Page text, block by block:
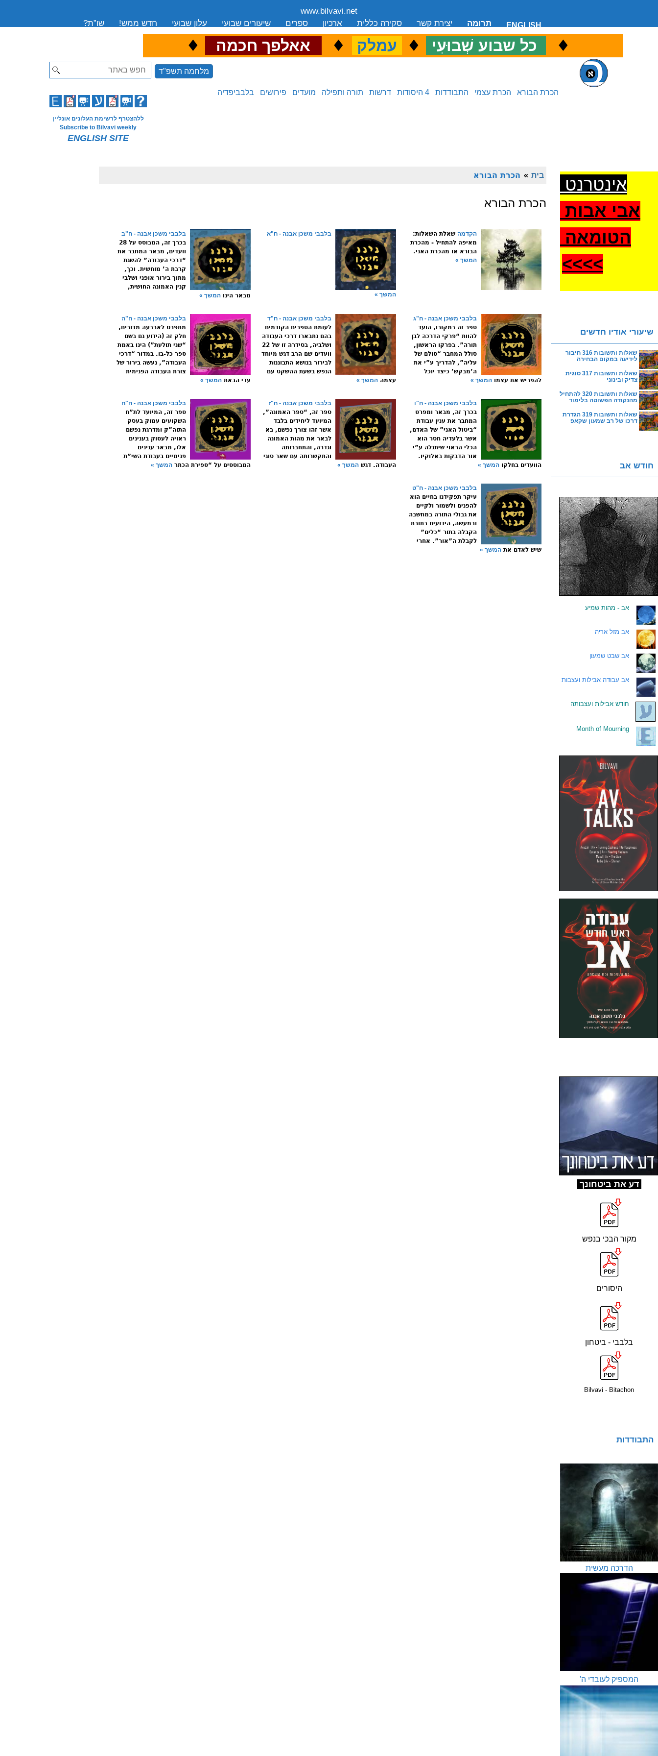
www.bilvavi.net
שו”ת?
חדש ממש! עלון שבועי שיעורים שבועי ספרים ארכיון סקירה כללית יצירת קשר תרומה ENGLISH
♦ כל שבוע שְׁבוּעִי ♦ עמלק ♦ אאלפך חכמה ♦
Search
מלחמה תשפ"ד
הכרת הבורא הכרת עצמי התבודדות 4 היסודות דרשות תורה ותפילה מועדים פירושים בלבביפדיה
ללהצטרף לרשימת העלונים אונליין
Subscribe to Bilvavi weekly
ENGLISH SITE
בית » הכרת הבורא
הכרת הבורא
הקדמה שאלת השאלות:
מאיפה להתחיל - מהכרת
הבורא או מהכרת האני.
המשך »
בלבבי משכן אבנה - ח"א
המשך »
בלבבי משכן אבנה - ח"ב
בכרך זה, המבוסס על 28
וועדים, מבאר המחבר את
“דרכי העבודה” להשגת
קרבת ה’ מוחשית. וכך,
מתוך בירור אופני ושלבי
קנין האמונה החושית,
מבאר הינוהמשך »
בלבבי משכן אבנה - ח"ג
ספר זה במקורו, הועד
להוות “פרקי הדרכה לבן
תורה”. בפרקו הראשון,
סולל המחבר “סולם של
עליה”, להדריך ע”י את
ה’מבקש’ כיצד יוכל
להפריש את עצמוהמשך »
בלבבי משכן אבנה - ח"ד
לעומת הספרים הקודמים
בהם נתבארו דרכי העבודה
ושלביה, בסידרה זו של 22
וועדים שם הרב דגש מיוחד
לבירור בנושא התבוננות
הנפש בשעת ההשקט עם
עצמההמשך »
בלבבי משכן אבנה - ח"ה
מתפרס לארבעה מדורים,
חלק זה (הידוע גם בשם
“שני תולעת”) הינו באמת
ספר כל-בו. במדור “דרכי
העבודה”, נעשה בירור של
צורת העבודה הפנימית
עדי הבאתהמשך »
בלבבי משכן אבנה - ח"ו
בכרך זה, מבאר ומפרט
המחבר את ענין עבודת
“ביטול האני” של האדם,
אשר בלעדיה חסר הוא
הכלי הראוי שיתגלה ע”י
אור הדבקות באלוקיו.
הוועדים בחלקוהמשך »
בלבבי משכן אבנה - ח"ז
ספר זה, “ספר האמונה”,
המיועד ליחידים בלבד
אשר זהו צורך נפשם, בא
לבאר את מהות האמונה
וגדרה, והתחברותה
והתקשרותה עם שאר סוגי
העבודה. דגשהמשך »
בלבבי משכן אבנה - ח"ח
ספר זה, המיועד לת”ח
השקועים עמוק בעסק
התוה”ק ומדרגת נפשם
ראויה לעסוק בענינים
אלו, מבאר ענינים
פנימיים בעבודת השי”ת
המבוססים על “ספירת הכתרהמשך »
בלבבי משכן אבנה - ח"ט
עיקר תפקידנו בחיים הוא
להפנים ולשמור ולקיים
את גבולי התורה במחשבה
ובמעשה, הידועים בתורת
הקבלה בתור “כלים”
לקבלת ה”אור”. אחרי
שיש לאדם אתהמשך »
אינטרנט
אבי אבות
הטומאה
>>>
>
שיעורי אודיו חדשים
שאלות ותשובות 316 חיבור
לידיעה במקום הבחירה
שאלות ותשובות 317 סוגית
צדיק ובינוני
שאלות ותשובות 320 להתחיל
מהנקודה הפשוטה בלימוד
שאלות ותשובות 319 הגדרת
דרכו של רב שמעון שקאפ
חודש אב
אב - מהות שמיע
אב מזל אריה
אב שבט שמעון
אב עבודה אבילות ועצבות
חודש אבילות ועצבותה
Month of Mourning
דע את ביטחונך
מקור הבכי בנפש
היסורים
בלבבי - ביטחון
Bilvavi - Bitachon
התבודדות
הדרכה מעשית
המספיק לעובדי ה'